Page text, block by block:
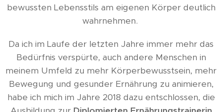
bewussten Lebensstils am eigenen Körper deutlich
wahrnehmen.
Da ich im Laufe der letzten Jahre immer mehr das
Bedürfnis verspürte, auch andere Menschen in
meinem Umfeld zu mehr Körperbewusstsein, mehr
Bewegung und gesunder Ernährung zu animieren,
habe ich mich im Jahre 2018 dazu entschlossen, die